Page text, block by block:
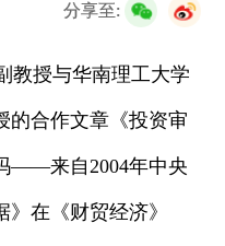
分享至:
授与华南理工大学
的合作文章《投资审
——来自2004年中央
在《财贸经济》